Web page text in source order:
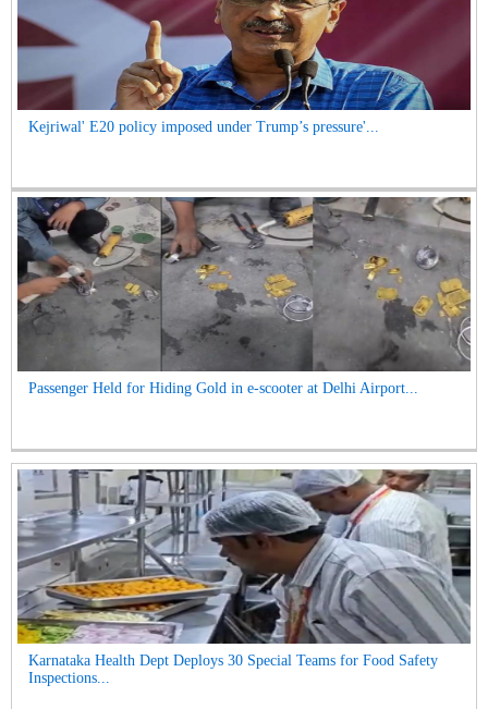
Kejriwal' E20 policy imposed under Trump’s pressure'...
Passenger Held for Hiding Gold in e-scooter at Delhi Airport...
Karnataka Health Dept Deploys 30 Special Teams for Food Safety
Inspections...